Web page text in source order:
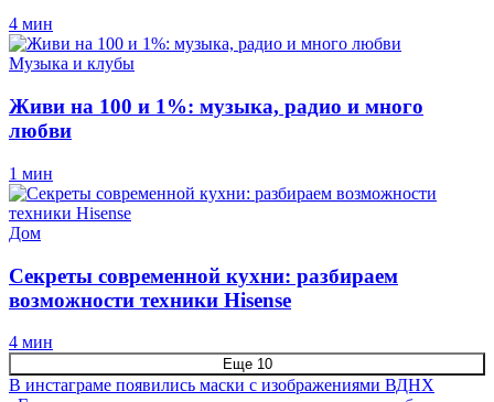
4 мин
Музыка и клубы
Живи на 100 и 1%: музыка, радио и много
любви
1 мин
Дом
Секреты современной кухни: разбираем
возможности техники Hisense
4 мин
Еще 10
В инстаграме появились маски с изображениями ВДНХ